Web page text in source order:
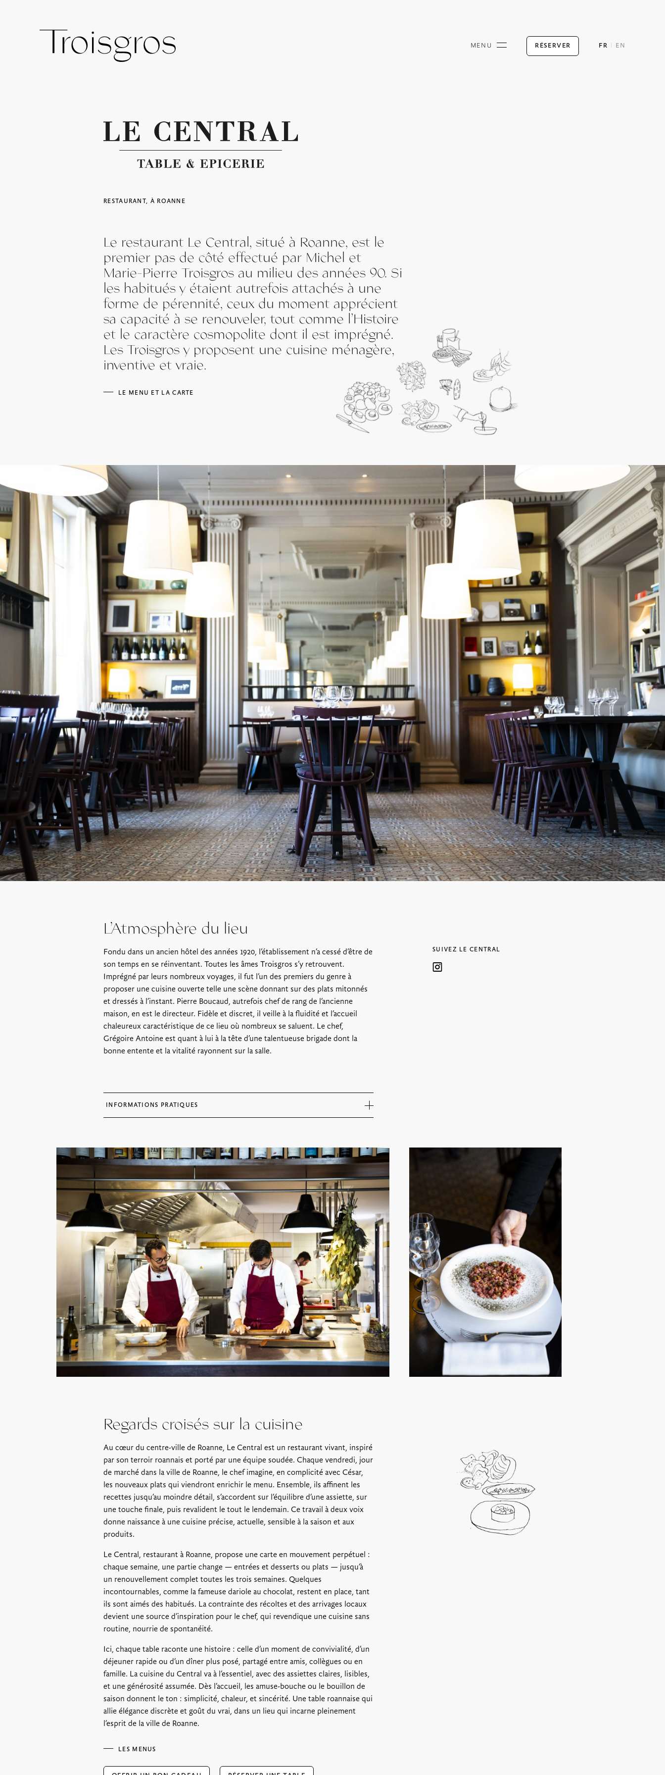
MENU RÉSERVER FR EN
RESTAURANT, À ROANNE
Le restaurant Le Central, situé à Roanne, est le
premier pas de côté effectué par Michel et
Marie-Pierre Troisgros au milieu des années 90. Si
les habitués y étaient autrefois attachés à une
forme de pérennité, ceux du moment apprécient
sa capacité à se renouveler, tout comme l’Histoire
et le caractère cosmopolite dont il est imprégné.
Les Troisgros y proposent une cuisine ménagère,
inventive et vraie.
LE MENU ET LA CARTE
L’Atmosphère du lieu
Fondu dans un ancien hôtel des années 1920, l’établissement n’a cessé d’être de
son temps en se réinventant. Toutes les âmes Troisgros s’y retrouvent.
Imprégné par leurs nombreux voyages, il fut l’un des premiers du genre à
proposer une cuisine ouverte telle une scène donnant sur des plats mitonnés
et dressés à l’instant. Pierre Boucaud, autrefois chef de rang de l’ancienne
maison, en est le directeur. Fidèle et discret, il veille à la fluidité et l’accueil
chaleureux caractéristique de ce lieu où nombreux se saluent. Le chef,
Grégoire Antoine est quant à lui à la tête d’une talentueuse brigade dont la
bonne entente et la vitalité rayonnent sur la salle.
INFORMATIONS PRATIQUES
Restaurant situé à Roanne en face de la Gare
Fermeture hebdomadaire :Dimanche & lundi toute la journée, et le jeudi au dîner
3 semaines en Août, 10 jours à Noel (du 21 Décembre 2025 au
5 Janvier 2026 inclus) et une semaine en Mai
PLAN ET ACCÈS PLUS D'INFORMATION
SUIVEZ LE CENTRAL
Regards croisés sur la cuisine
Au cœur du centre-ville de Roanne, Le Central est un restaurant vivant, inspiré
par son terroir roannais et porté par une équipe soudée. Chaque vendredi, jour
de marché dans la ville de Roanne, le chef imagine, en complicité avec César,
les nouveaux plats qui viendront enrichir le menu. Ensemble, ils affinent les
recettes jusqu’au moindre détail, s’accordent sur l’équilibre d’une assiette, sur
une touche finale, puis revalident le tout le lendemain. Ce travail à deux voix
donne naissance à une cuisine précise, actuelle, sensible à la saison et aux
produits.
Le Central, restaurant à Roanne, propose une carte en mouvement perpétuel :
chaque semaine, une partie change — entrées et desserts ou plats — jusqu’à
un renouvellement complet toutes les trois semaines. Quelques
incontournables, comme la fameuse dariole au chocolat, restent en place, tant
ils sont aimés des habitués. La contrainte des récoltes et des arrivages locaux
devient une source d’inspiration pour le chef, qui revendique une cuisine sans
routine, nourrie de spontanéité.
Ici, chaque table raconte une histoire : celle d’un moment de convivialité, d’un
déjeuner rapide ou d’un dîner plus posé, partagé entre amis, collègues ou en
famille. La cuisine du Central va à l’essentiel, avec des assiettes claires, lisibles,
et une générosité assumée. Dès l’accueil, les amuse-bouche ou le bouillon de
saison donnent le ton : simplicité, chaleur, et sincérité. Une table roannaise qui
allie élégance discrète et goût du vrai, dans un lieu qui incarne pleinement
l’esprit de la ville de Roanne.
LES MENUS